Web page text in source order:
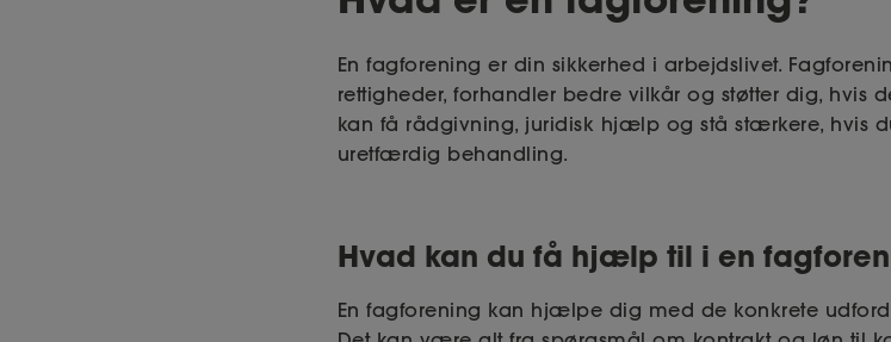
En fagforening er din sikkerhed i arbejdslivet.
rettigheder, forhandler bedre vilkår og støtter dig, hvis
kan få rådgivning, juridisk hjælp og stå stærkere, hvis
uretfærdig behandling.
Hvad kan du få hjælp til i en
En fagforening kan hjælpe dig med de konkrete